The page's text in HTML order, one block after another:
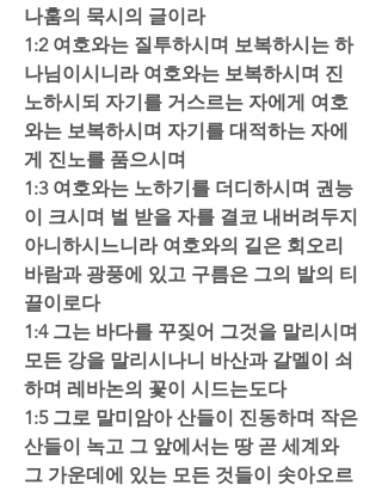
나훔의 묵시의 글이라
1:2 여호와는 질투하시며 보복하시는 하
나님이시니라 여호와는 보복하시며 진
노하시되 자기를 거스르는 자에게 여호
와는 보복하시며 자기를 대적하는 자에
게 진노를 품으시며
1:3 여호와는 노하기를 더디하시며 권능
이 크시며 벌 받을 자를 결코 내버려두지
아니하시느니라 여호와의 길은 회오리
바람과 광풍에 있고 구름은 그의 발의 티
끌이로다
1:4 그는 바다를 꾸짖어 그것을 말리시며
모든 강을 말리시나니 바산과 갈멜이 쇠
하며 레바논의 꽃이 시드는도다
1:5 그로 말미암아 산들이 진동하며 작은
산들이 녹고 그 앞에서는 땅 곧 세계와
그 가운데에 있는 모든 것들이 솟아오르